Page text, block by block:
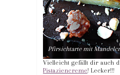
Pfirsichtarte mit
Vielleicht gefällt dir auch
Pistaziencreme! Lecker!!!